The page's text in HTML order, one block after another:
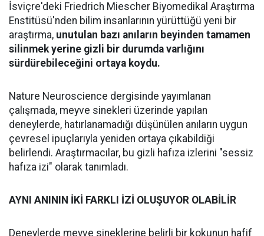
İsviçre'deki Friedrich Miescher Biyomedikal Araştırma
Enstitüsü'nden bilim insanlarının yürüttüğü yeni bir
araştırma, unutulan bazı anıların beyinden tamamen
silinmek yerine gizli bir durumda varlığını
sürdürebileceğini ortaya koydu.
Nature Neuroscience dergisinde yayımlanan
çalışmada, meyve sinekleri üzerinde yapılan
deneylerde, hatırlanamadığı düşünülen anıların uygun
çevresel ipuçlarıyla yeniden ortaya çıkabildiği
belirlendi. Araştırmacılar, bu gizli hafıza izlerini "sessiz
hafıza izi" olarak tanımladı.
AYNI ANININ İKİ FARKLI İZİ OLUŞUYOR OLABİLİR
Deneylerde meyve sineklerine belirli bir kokunun hafif